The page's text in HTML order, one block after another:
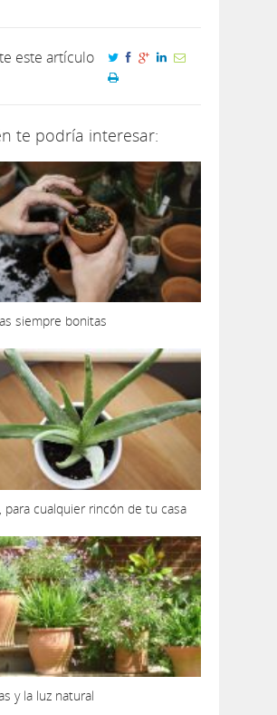
este artículo
te podría interesar:
siempre bonitas
para cualquier rincón de tu casa
y la luz natural